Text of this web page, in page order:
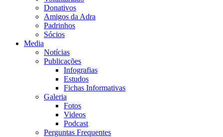
Donativos
Amigos da Adra
Padrinhos
Sócios
Media
Notícias
Publicações
Infografias
Estudos
Fichas Informativas
Galeria
Fotos
Videos
Podcast
Perguntas Frequentes